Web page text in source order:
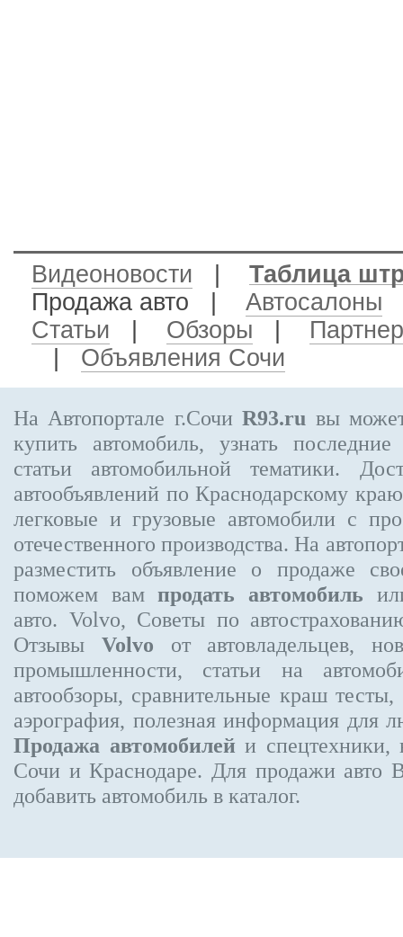
Видеоновости
Таблица
Продажа авто
Автосалоны
Статьи
Обзоры
Объявления Сочи
На Автопортале г.СочиR93.ru вы
купить автомобиль, узнать
статьи автомобильной тематики.
автообъявлений по Краснодарскому
легковые и грузовые автомобили с
отечественного производства. На
разместить объявление о продаже
поможем вампродать автомобиль
авто. Volvo, Советы по
Отзывы Volvo от автовладельцев,
промышленности, статьи на
автообзоры, сравнительные краш
аэрография, полезная информация для
Продажа автомобилей и спецтехники,
Сочи и Краснодаре. Для продажи авто
добавить автомобиль в каталог.